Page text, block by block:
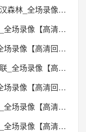
2026年05月24日 伯恩茅斯VS诺丁汉森林_全场录像【高清回放】
2026年05月24日 切尔西VS桑德兰_全场录像【高清回放】
2026年05月24日 埃弗顿VS热刺_全场录像【高清回放】
2026年05月24日 利兹联VS西汉姆联_全场录像【高清回放】
2026年05月20日 热刺VS切尔西_全场录像【高清回放】
2026年05月20日 曼城VS伯恩茅斯_全场录像【高清回放】
2026年05月19日 伯恩利VS阿森纳_全场录像【高清回放】